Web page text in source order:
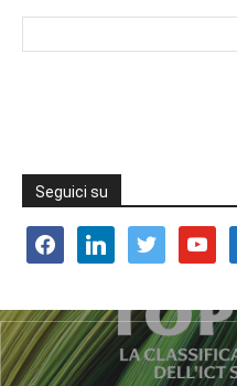
Seguici su
facebooklinkedin twitter youtube